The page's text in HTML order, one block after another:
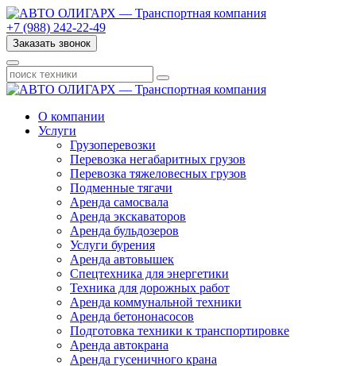
+7 (988) 242-22-49
Заказать звонок
О компании
Услуги
Грузоперевозки
Перевозка негабаритных грузов
Перевозка тяжеловесных грузов
Подменные тягачи
Аренда самосвала
Аренда экскаваторов
Аренда бульдозеров
Услуги бурения
Аренда автовышек
Спецтехника для энергетики
Техника для дорожных работ
Аренда коммунальной техники
Аренда бетононасосов
Подготовка техники к транспортировке
Аренда автокрана
Аренда гусеничного крана